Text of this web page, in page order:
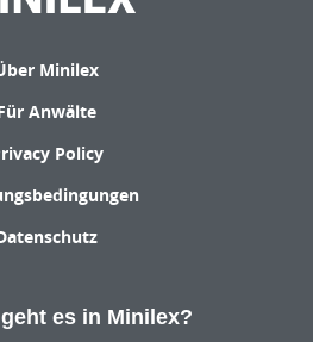
Minilex
Anwälte
Policy
es in Minilex?